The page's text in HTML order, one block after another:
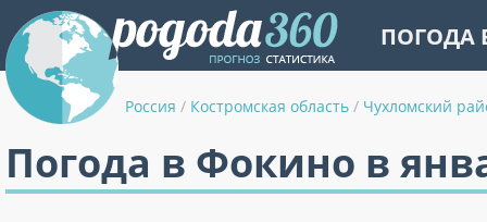
ПОГОДА
Россия / Костромская область / Чухломский
Погода в Фокино в